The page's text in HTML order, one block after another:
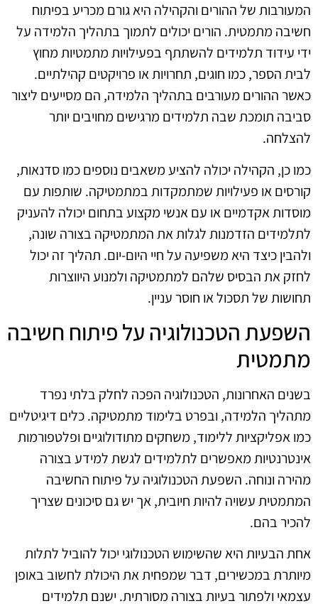
המעורבות של ההורים והקהילה היא גורם מכריע בפיתוח
חשיבה מתמטית. הורים יכולים לתמוך בתהליך הלמידה על
ידי עידוד תלמידים להשתתף בפעילויות מתמטיות מחוץ
לבית הספר, כמו חוגים, תחרויות או פרויקטים קהילתיים.
כאשר ההורים מעורבים בתהליך הלמידה, הם מסייעים ליצור
סביבה תומכת שבה תלמידים מרגישים מחויבים יותר
להצלחה.
כמו כן, הקהילה יכולה להציע משאבים נוספים כמו סדנאות,
קורסים או פעילויות שמתמקדות במתמטיקה. שותפות עם
מוסדות אקדמיים או עם אנשי מקצוע בתחום יכולה להעניק
לתלמידים הזדמנות לגלות את המתמטיקה בצורה שונה,
ולהבין כיצד היא משפיעה על חיי היום-יום. תהליך זה יכול
לחזק את הבסיס שלהם למתמטיקה ולמנוע היווצרות
תחושות של תסכול או חוסר עניין.
השפעת הטכנולוגיה על פיתוח חשיבה
מתמטית
בשנים האחרונות, הטכנולוגיה הפכה לחלק בלתי נפרד
מתהליך הלמידה, ובפרט בלימוד מתמטיקה. כלים דיגיטליים
כמו אפליקציות ללימוד, משחקים מתודולוגיים ופלטפורמות
אינטרנטיות מאפשרים לתלמידים לגשת למידע בצורה
מהירה ונוחה. השפעת הטכנולוגיה על פיתוח החשיבה
המתמטית עשויה להיות חיובית, אך יש גם סיכונים שצריך
להכיר בהם.
אחת הבעיות היא שהשימוש הטכנולוגי יכול להוביל לתלות
מיותרת במכשירים, דבר שמפחית את היכולת לחשוב באופן
עצמאי ולפתור בעיות בצורה מסורתית. ישנם תלמידים